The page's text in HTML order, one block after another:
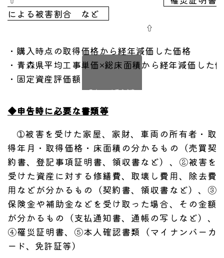
による被害割合 など
⇧
・購入時点の取得価格から経年減価した価格
・青森県平均工事単価×総床面積から経年減価し
・固定資産評価額
スクロールできます
◆申告時に必要な書類等
➀被害を受けた家屋、家財、車両の所有者・取
得年月・取得価格・床面積の分かるもの（売買契
約書、登記事項証明書、領収書など）、②被害を
受けた資産に対する修繕費、取壊し費用、除去費
用などが分かるもの（契約書、領収書など）、③
保険金や補助金などを受け取った場合、その金額
が分かるもの（支払通知書、通帳の写しなど）、
④罹災証明書、⑤本人確認書類（マイナンバーカ
ード、免許証等）